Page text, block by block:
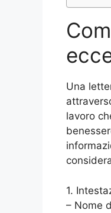
Una
lavoro
1.
– Nome